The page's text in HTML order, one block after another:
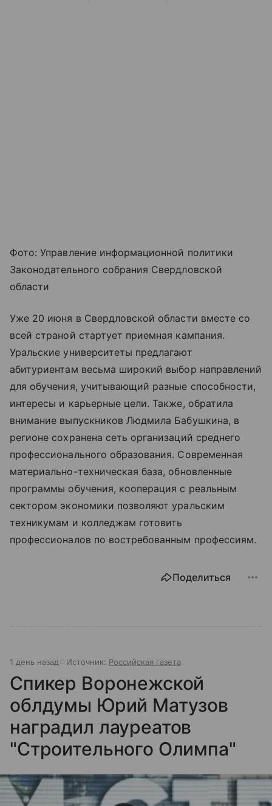
Фото: Управление информационной политики
Законодательного собрания Свердловской
области
Уже 20 июня в Свердловской области вместе со
всей страной стартует приемная кампания.
Уральские университеты предлагают
абитуриентам весьма широкий выбор направлений
для обучения, учитывающий разные способности,
интересы и карьерные цели. Также, обратила
внимание выпускников Людмила Бабушкина, в
регионе сохранена сеть организаций среднего
профессионального образования. Современная
материально-техническая база, обновленные
программы обучения, кооперация с реальным
сектором экономики позволяют уральским
техникумам и колледжам готовить
профессионалов по востребованным профессиям.
Поделиться
1 день назад Источник: Российская газета
Спикер Воронежской
облдумы Юрий Матузов
наградил лауреатов
"Строительного Олимпа"